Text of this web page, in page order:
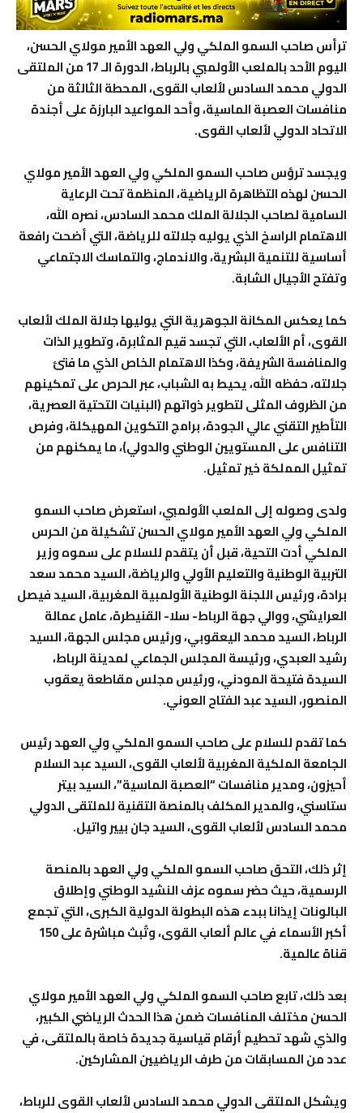
ترأس صاحب السمو الملكي ولي العهد الأمير مولاي الحسن،
اليوم الأحد بالملعب الأولمبي بالرباط، الدورة الـ 17 من الملتقى
الدولي محمد السادس لألعاب القوى، المحطة الثالثة من
منافسات العصبة الماسية، وأحد المواعيد البارزة على أجندة
الاتحاد الدولي لألعاب القوى.
ويجسد ترؤس صاحب السمو الملكي ولي العهد الأمير مولاي
الحسن لهذه التظاهرة الرياضية، المنظمة تحت الرعاية
السامية لصاحب الجلالة الملك محمد السادس، نصره الله،
الاهتمام الراسخ الذي يوليه جلالته للرياضة، التي أضحت رافعة
أساسية للتنمية البشرية، والاندماج، والتماسك الاجتماعي
وتفتح الأجيال الشابة.
كما يعكس المكانة الجوهرية التي يوليها جلالة الملك لألعاب
القوى، أم الألعاب، التي تجسد قيم المثابرة، وتطوير الذات
والمنافسة الشريفة، وكذا الاهتمام الخاص الذي ما فتئ
جلالته، حفظه الله، يحيط به الشباب، عبر الحرص على تمكينهم
من الظروف المثلى لتطوير ذواتهم (البنيات التحتية العصرية،
التأطير التقني عالي الجودة، برامج التكوين المهيكلة، وفرص
التنافس على المستويين الوطني والدولي)، ما يمكنهم من
تمثيل المملكة خير تمثيل.
ولدى وصوله إلى الملعب الأولمبي، استعرض صاحب السمو
الملكي ولي العهد الأمير مولاي الحسن تشكيلة من الحرس
الملكي أدت التحية، قبل أن يتقدم للسلام على سموه وزير
التربية الوطنية والتعليم الأولي والرياضة، السيد محمد سعد
برادة، ورئيس اللجنة الوطنية الأولمبية المغربية، السيد فيصل
العرايشي، ووالي جهة الرباط- سلا- القنيطرة، عامل عمالة
الرباط، السيد محمد اليعقوبي، ورئيس مجلس الجهة، السيد
رشيد العبدي، ورئيسة المجلس الجماعي لمدينة الرباط،
السيدة فتيحة المودني، ورئيس مجلس مقاطعة يعقوب
المنصور، السيد عبد الفتاح العوني.
كما تقدم للسلام على صاحب السمو الملكي ولي العهد رئيس
الجامعة الملكية المغربية لألعاب القوى، السيد عبد السلام
أحيزون، ومدير منافسات “العصبة الماسية”، السيد بيتر
ستاسني، والمدير المكلف بالمنصة التقنية للملتقى الدولي
محمد السادس لألعاب القوى، السيد جان بيير واتيل.
إثر ذلك، التحق صاحب السمو الملكي ولي العهد بالمنصة
الرسمية، حيث حضر سموه عزف النشيد الوطني وإطلاق
البالونات إيذانا ببدء هذه البطولة الدولية الكبرى، التي تجمع
أكبر الأسماء في عالم ألعاب القوى، وتُبث مباشرة على 150
قناة عالمية.
بعد ذلك، تابع صاحب السمو الملكي ولي العهد الأمير مولاي
الحسن مختلف المنافسات ضمن هذا الحدث الرياضي الكبير،
والذي شهد تحطيم أرقام قياسية جديدة خاصة بالملتقى، في
عدد من المسابقات من طرف الرياضيين المشاركين.
ويشكل الملتقى الدولي محمد السادس لألعاب القوى للرباط،